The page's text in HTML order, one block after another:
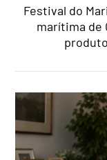
Festival do
marítima de